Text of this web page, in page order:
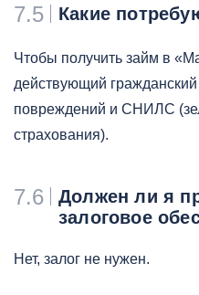
7.5 Какие
Чтобы получить займ в
действующий
повреждений и СНИЛС
страхования).
7.6
Должен ли я
залоговое
Нет, залог не нужен.